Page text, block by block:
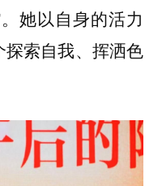
她以自身的活力
索自我、挥洒色